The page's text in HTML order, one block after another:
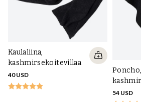
Kaulaliina,
kashmirsekoitevillaa
40 USD
Poncho,
54 USD